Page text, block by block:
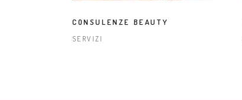
CONSULENZE BEAUTY
SERVIZI